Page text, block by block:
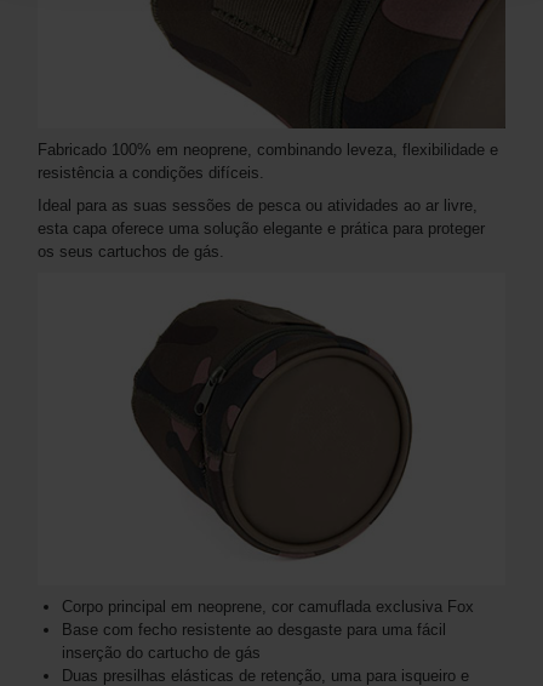
Fabricado 100% em neoprene, combinando leveza, flexibilidade e
resistência a condições difíceis.
Ideal para as suas sessões de pesca ou atividades ao ar livre,
esta capa oferece uma solução elegante e prática para proteger
os seus cartuchos de gás.
Corpo principal em neoprene, cor camuflada exclusiva Fox
Base com fecho resistente ao desgaste para uma fácil
inserção do cartucho de gás
Duas presilhas elásticas de retenção, uma para isqueiro e